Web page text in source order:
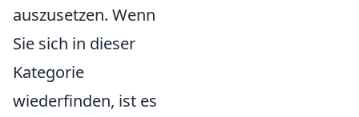
auszusetzen. Wenn
Sie sich in dieser
Kategorie
wiederfinden, ist es